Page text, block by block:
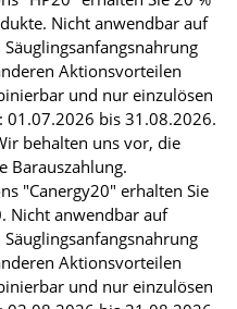
Nicht anwendbar auf
Aktionsvorteilen
und nur einzulösen
bis 31.08.2026.
behalten uns vor, die
Barauszahlung.
"Canergy20" erhalten Sie
Nicht anwendbar auf
Aktionsvorteilen
und nur einzulösen